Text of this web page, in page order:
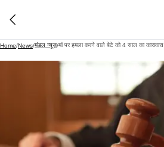
Home/News/मंडल न्यूज़/मां पर हमला करने वाले बेटे को 4 साल का कारावास